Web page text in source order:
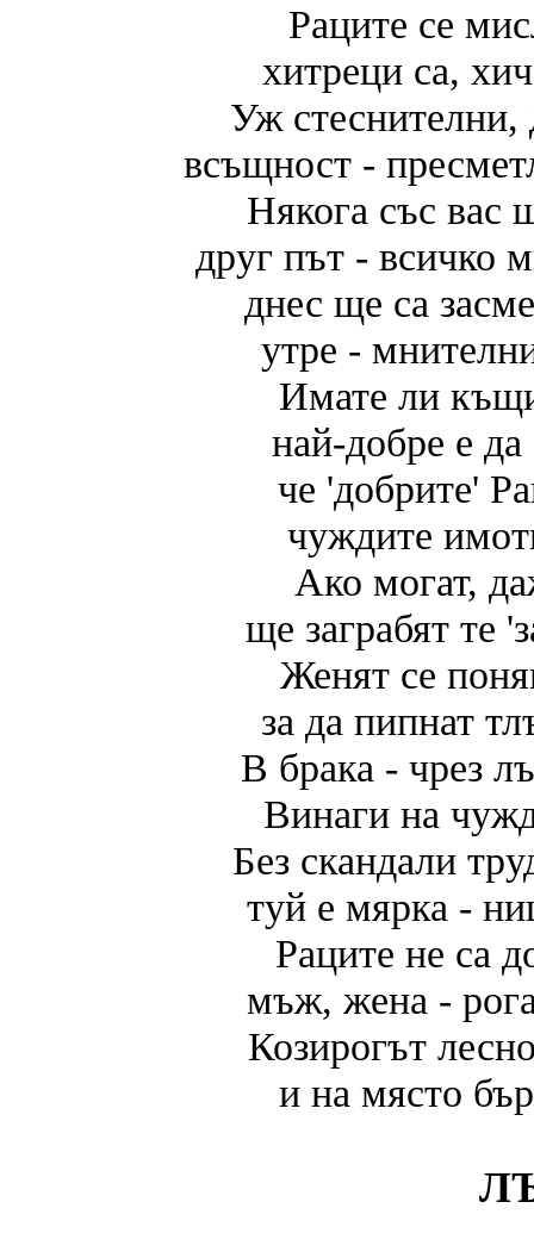
Раците се
хитреци са,
Уж стеснителни,
всъщност -
Някога със вас
друг път - всичко
днес ще са
утре -
Имате ли
най-добре е
че 'добрите'
чуждите
Ако могат,
ще заграбят те
Женят се
за да пипнат
В брака - чрез
Винаги на
Без скандали
туй е мярка -
Раците не са
мъж, жена -
Козирогът
и на място